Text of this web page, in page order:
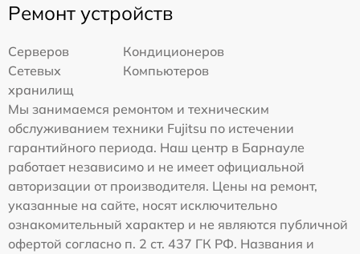
Ремонт устройств
Серверов
Кондиционеров
Сетевых
хранилищ
Компьютеров
Мы занимаемся ремонтом и техническим
обслуживанием техники Fujitsu по истечении
гарантийного периода. Наш центр в Барнауле
работает независимо и не имеет официальной
авторизации от производителя. Цены на ремонт,
указанные на сайте, носят исключительно
ознакомительный характер и не являются публичной
офертой согласно п. 2 ст. 437 ГК РФ. Названия и